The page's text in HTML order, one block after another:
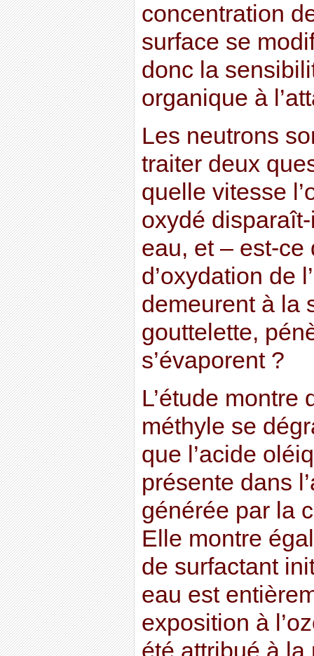
concentration
surface se
donc la
organique à
Les neutrons
traiter deux
quelle vitesse
oxydé
eau, et – est-ce
d’oxydation de
demeurent à la
gouttelette,
s’évaporent ?
L’étude montre
méthyle se
que l’acide
présente dans
générée par la
Elle montre
de surfactant
eau est
exposition à
été attribué à la